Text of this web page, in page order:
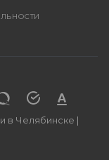
в Челябинске |